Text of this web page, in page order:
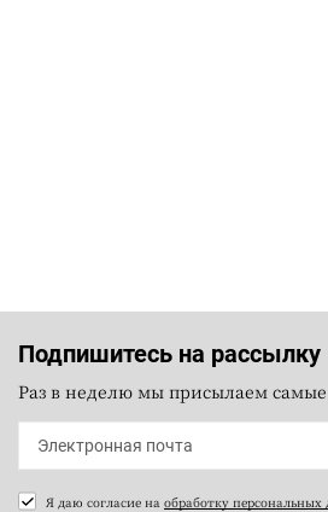
Подпишитесь на рассылку
Раз в неделю мы присылаем
Я даю согласие на обработку персональных